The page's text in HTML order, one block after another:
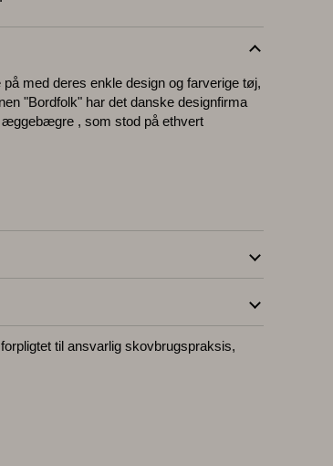
med deres enkle design og farverige tøj,
"Bordfolk" har det danske designfirma
æggebægre , som stod på ethvert
til ansvarlig skovbrugspraksis,